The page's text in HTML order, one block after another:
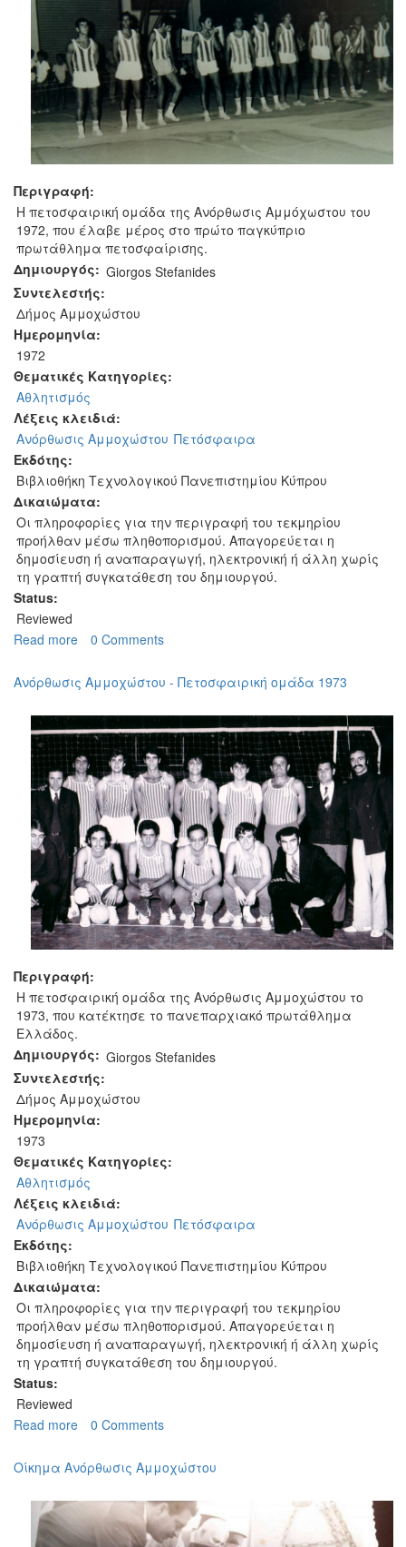
Περιγραφή:
Η πετοσφαιρική ομάδα της Ανόρθωσις Αμμόχωστου του
1972, που έλαβε μέρος στο πρώτο παγκύπριο
πρωτάθλημα πετοσφαίρισης.
Δημιουργός: Giorgos Stefanides
Συντελεστής:
Δήμος Αμμοχώστου
Ημερομηνία:
1972
Θεματικές Κατηγορίες:
Αθλητισμός
Λέξεις κλειδιά:
Ανόρθωσις Αμμοχώστου Πετόσφαιρα
Εκδότης:
Βιβλιοθήκη Τεχνολογικού Πανεπιστημίου Κύπρου
Δικαιώματα:
Οι πληροφορίες για την περιγραφή του τεκμηρίου
προήλθαν μέσω πληθοπορισμού. Απαγορεύεται η
δημοσίευση ή αναπαραγωγή, ηλεκτρονική ή άλλη χωρίς
τη γραπτή συγκατάθεση του δημιουργού.
Status:
Reviewed
Read more about
Αμμοχώστου
-
Πετοσφαιρική
ομάδα
1972
0 Comments
Ανόρθωσις Αμμοχώστου - Πετοσφαιρική ομάδα 1973
Περιγραφή:
Η πετοσφαιρική ομάδα της Ανόρθωσις Αμμοχώστου το
1973, που κατέκτησε το πανεπαρχιακό πρωτάθλημα
Ελλάδος.
Δημιουργός: Giorgos Stefanides
Συντελεστής:
Δήμος Αμμοχώστου
Ημερομηνία:
1973
Θεματικές Κατηγορίες:
Αθλητισμός
Λέξεις κλειδιά:
Ανόρθωσις Αμμοχώστου Πετόσφαιρα
Εκδότης:
Βιβλιοθήκη Τεχνολογικού Πανεπιστημίου Κύπρου
Δικαιώματα:
Οι πληροφορίες για την περιγραφή του τεκμηρίου
προήλθαν μέσω πληθοπορισμού. Απαγορεύεται η
δημοσίευση ή αναπαραγωγή, ηλεκτρονική ή άλλη χωρίς
τη γραπτή συγκατάθεση του δημιουργού.
Status:
Reviewed
Read more about
Αμμοχώστου
Πετοσφαιρική
ομάδα
1973
0 Comments
Οίκημα Ανόρθωσις Αμμοχώστου